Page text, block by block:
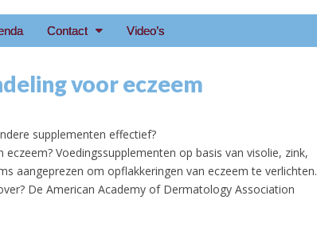
Arnhem e.o.
Contact Video’s
voor eczeem
supplementen effectief?
Voedingssupplementen op basis van visolie, zink,
aangeprezen om opflakkeringen van eczeem te verlichten.
De American Academy of Dermatology Association